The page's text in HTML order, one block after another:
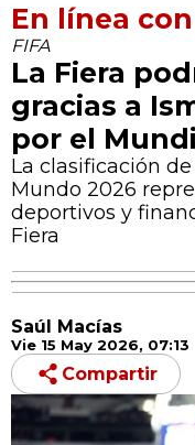
En línea
FIFA
La Fiera
gracias a
por el
La clasificación
Mundo 2026
deportivos y
Fiera
Saúl Macías
Vie 15 May 2026, 07:13
Compartir